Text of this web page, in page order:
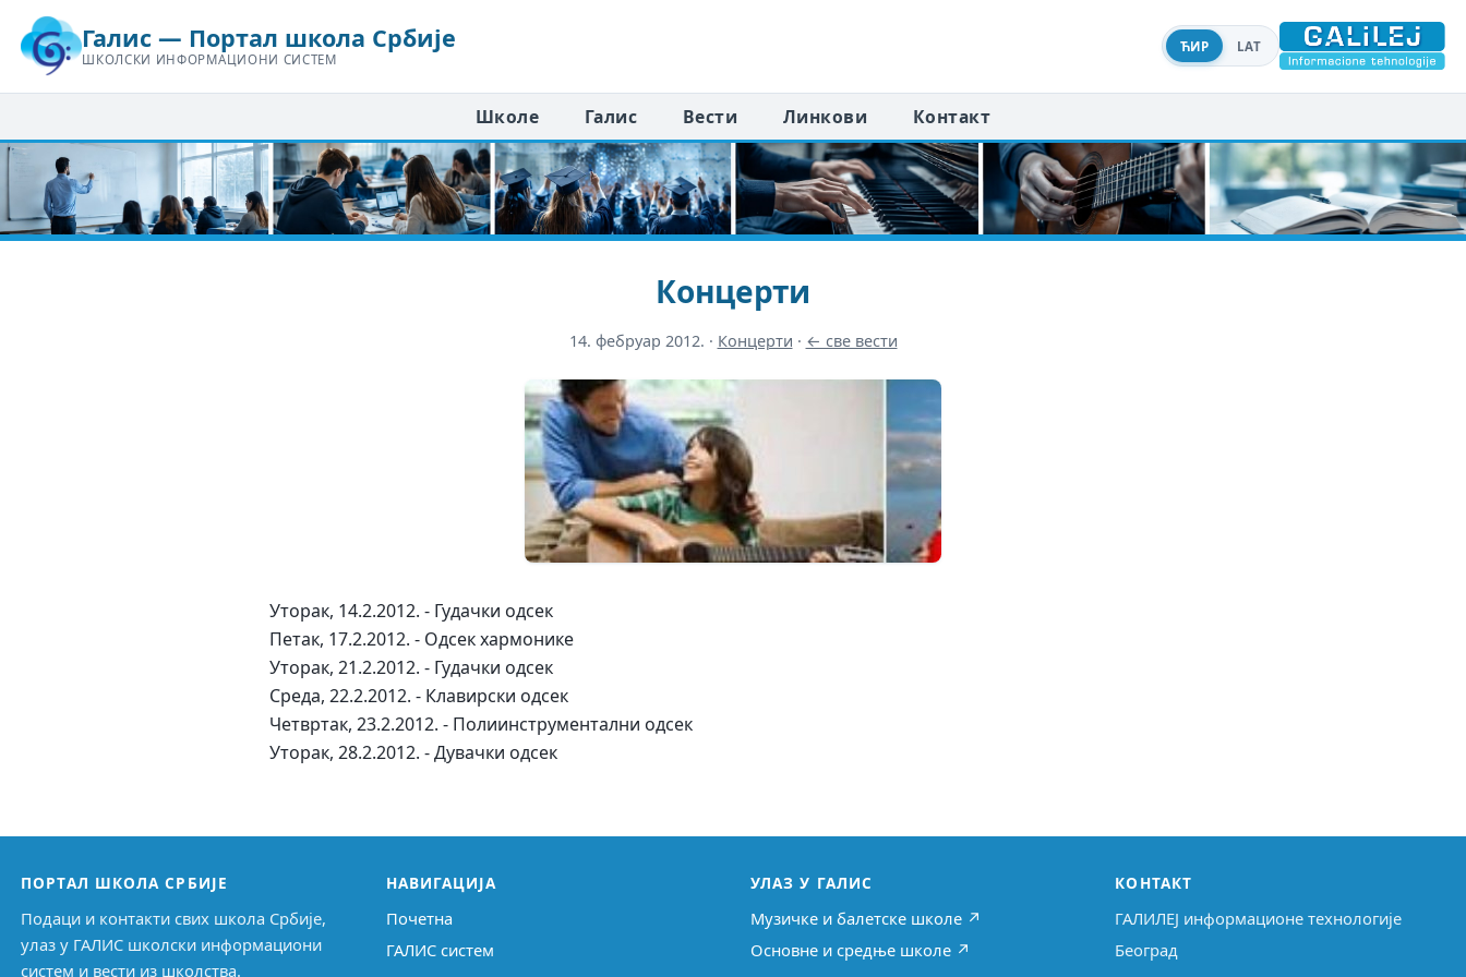
Галис — Портал школа Србије
ШКОЛСКИ ИНФОРМАЦИОНИ СИСТЕМ
ЋИР LAT
Школе Галис Вести Линкови Контакт
Концерти
14. фебруар 2012. · Концерти · ← све вести
Уторак, 14.2.2012. - Гудачки одсек
Петак, 17.2.2012. - Одсек хармонике
Уторак, 21.2.2012. - Гудачки одсек
Среда, 22.2.2012. - Клавирски одсек
Четвртак, 23.2.2012. - Полиинструментални одсек
Уторак, 28.2.2012. - Дувачки одсек
ПОРТАЛ ШКОЛА СРБИЈЕ
Подаци и контакти свих школа Србије,
улаз у ГАЛИС школски информациони
систем и вести из школства.
НАВИГАЦИЈА
Почетна
ГАЛИС систем
УЛАЗ У ГАЛИС
Музичке и балетске школе ↗
Основне и средње школе ↗
КОНТАКТ
ГАЛИЛЕЈ информационе технологије
Београд